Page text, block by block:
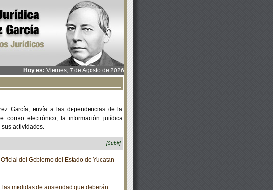
Hoy es: Viernes, 7 de Agosto de 2026
García, envía a las dependencias de la
correo electrónico, la información jurídica
actividades.
[Subir]
del Gobierno del Estado de Yucatán
las medidas de austeridad que deberán